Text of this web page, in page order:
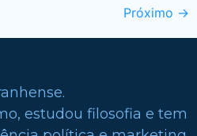
Próximo →
estudou filosofia e tem